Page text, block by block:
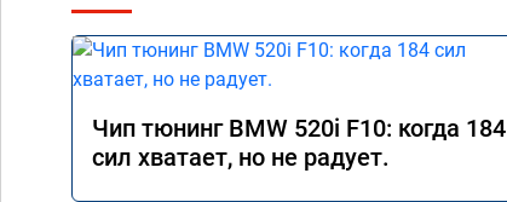
Чип тюнинг BMW 520i F10: когда 184
сил хватает, но не радует.